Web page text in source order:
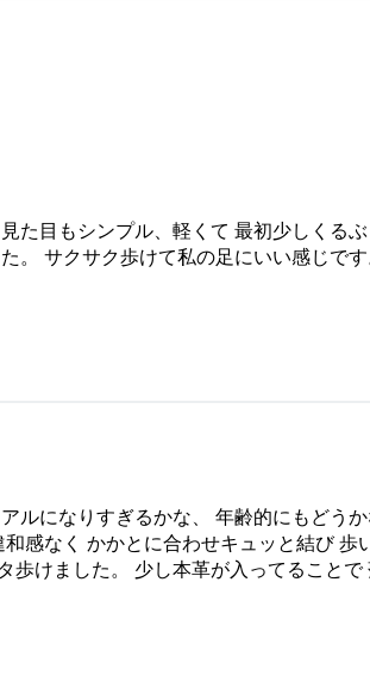
た目もシンプル、軽くて 最初少しくる
。 サクサク歩けて私の足にいい感じです
ルになりすぎるかな、 年齢的にもどう
感なく かかとに合わせキュッと結び 歩
歩けました。 少し本革が入ってることで